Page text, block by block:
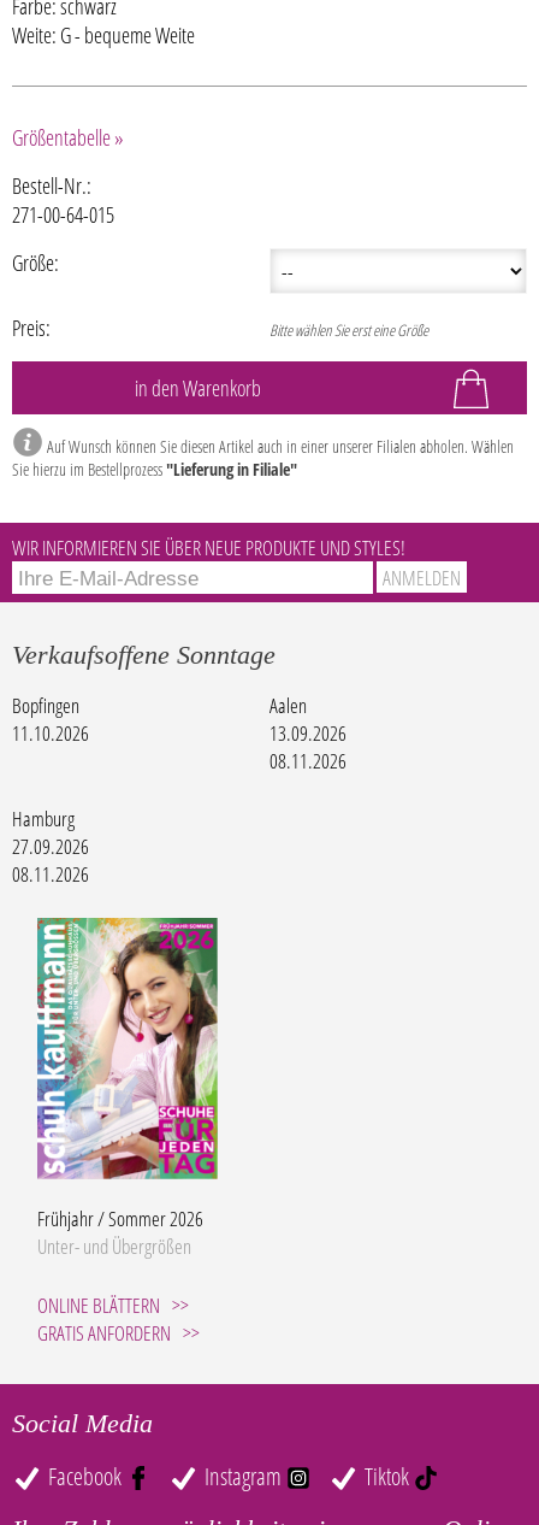
Farbe: schwarz
Weite: G - bequeme Weite
Größentabelle »
Bestell-Nr.:
271-00-64-015
Größe:
Preis: Bitte wählen Sie erst eine Größe
Auf Wunsch können Sie diesen Artikel auch in einer unserer Filialen abholen. Wählen
Sie hierzu im Bestellprozess"Lieferung in Filiale"
WIR INFORMIEREN SIE ÜBER NEUE PRODUKTE UND STYLES!
Verkaufsoffene Sonntage
Bopfingen
11.10.2026
Aalen
13.09.2026
08.11.2026
Hamburg
27.09.2026
08.11.2026
Frühjahr / Sommer 2026
Unter- und Übergrößen
ONLINE BLÄTTERN
GRATIS ANFORDERN
Social Media
Facebook Instagram Tiktok